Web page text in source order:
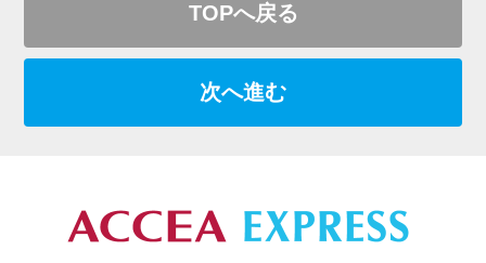
TOPへ戻る
次へ進む